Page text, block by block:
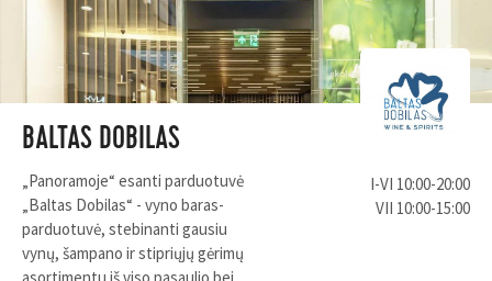
BALTAS DOBILAS
„Panoramoje“ esanti parduotuvė
„Baltas Dobilas“ - vyno baras-
parduotuvė, stebinanti gausiu
vynų, šampano ir stipriųjų gėrimų
I-VI 10:00-20:00
VII 10:00-15:00